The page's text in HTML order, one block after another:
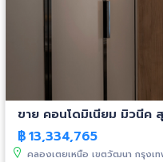
ขาย คอนโดมิเนียม มิวนีค
฿13,334,765
คลองเตยเหนือ เขตวัฒนา กรุงเท